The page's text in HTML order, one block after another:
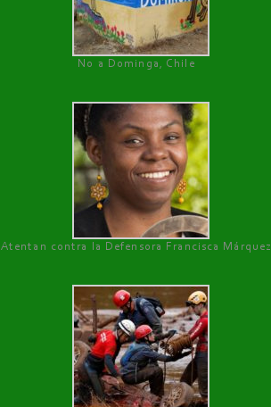
No a Dominga, Chile
Atentan contra la Defensora Francisca Márquez